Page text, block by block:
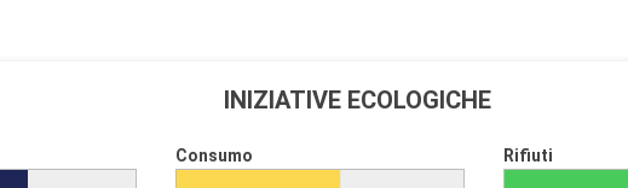
INIZIATIVE ECOLOGICHE
Consumo Rifiuti